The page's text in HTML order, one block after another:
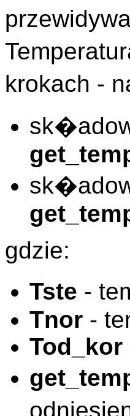
krokach -
gdzie:
Tste -
Tnor -
Tod_kor